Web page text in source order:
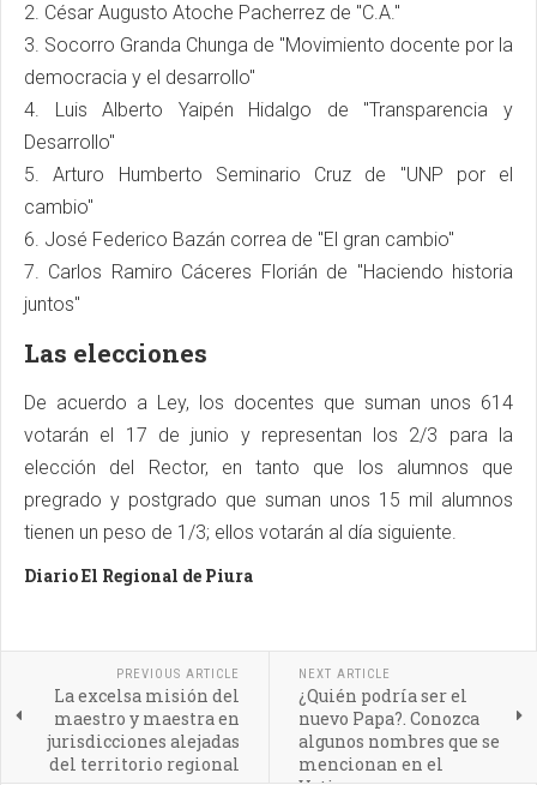
2. César Augusto Atoche Pacherrez de "C.A."
3. Socorro Granda Chunga de "Movimiento docente por la
democracia y el desarrollo"
4. Luis Alberto Yaipén Hidalgo de "Transparencia y
Desarrollo"
5. Arturo Humberto Seminario Cruz de "UNP por el
cambio"
6. José Federico Bazán correa de "El gran cambio"
7. Carlos Ramiro Cáceres Florián de "Haciendo historia
juntos"
Las elecciones
De acuerdo a Ley, los docentes que suman unos 614
votarán el 17 de junio y representan los 2/3 para la
elección del Rector, en tanto que los alumnos que
pregrado y postgrado que suman unos 15 mil alumnos
tienen un peso de 1/3; ellos votarán al día siguiente.
Diario El Regional de Piura
PREVIOUS ARTICLE
La excelsa misión del
maestro y maestra en
jurisdicciones alejadas
del territorio regional
NEXT ARTICLE
¿Quién podría ser el
nuevo Papa?. Conozca
algunos nombres que se
mencionan en el